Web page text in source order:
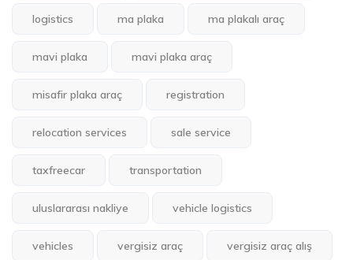
logistics ma plaka ma plakalı araç
mavi plaka mavi plaka araç
misafir plaka araç registration
relocation services sale service
taxfreecar transportation
uluslararası nakliye vehicle logistics
vehicles vergisiz araç vergisiz araç alış